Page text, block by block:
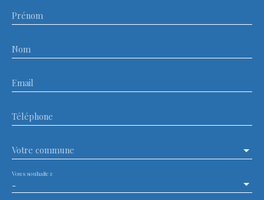
Prénom
Nom
Email
Téléphone
Votre commune
-
Vous souhaitez